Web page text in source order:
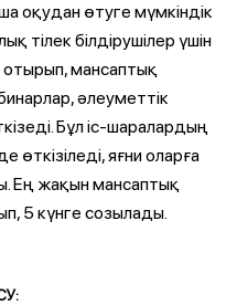
оқудан өтуге мүмкіндік
тілек білдірушілер үшін
мансаптық
әлеуметтік
Бұл іс-шаралардың
өткізіледі, яғни оларға
Ең жақын мансаптық
5 күнге созылады.